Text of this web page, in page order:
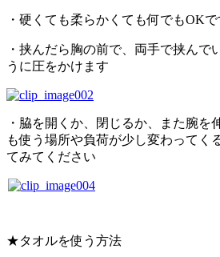
・硬くても柔らかくても何でもOKで
・挟んだら胸の前で、両手で挟んで
うに圧をかけます
・脇を開くか、閉じるか、また腕を
も使う場所や負荷が少し変わってく
てみてください
★タオルを使う方法